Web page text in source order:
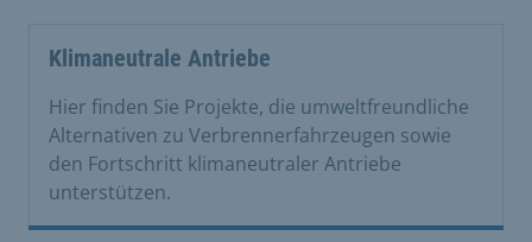
Klimaneutrale Antriebe
Hier finden Sie Projekte, die umweltfreundliche
Alternativen zu Verbrennerfahrzeugen sowie
den Fortschritt klimaneutraler Antriebe
unterstützen.